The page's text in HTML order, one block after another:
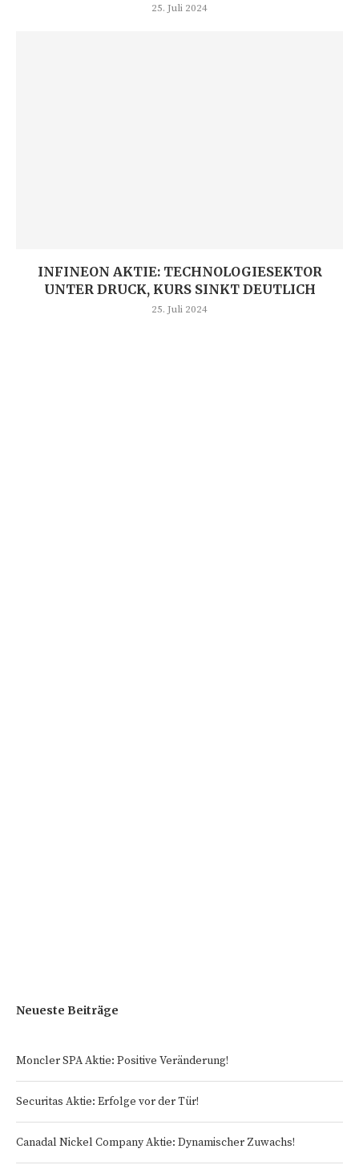
25. Juli 2024
INFINEON AKTIE: TECHNOLOGIESEKTOR
UNTER DRUCK, KURS SINKT DEUTLICH
25. Juli 2024
Neueste Beiträge
Moncler SPA Aktie: Positive Veränderung!
Securitas Aktie: Erfolge vor der Tür!
Canadal Nickel Company Aktie: Dynamischer Zuwachs!